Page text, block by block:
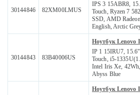
30144846 82XM00LMUS
IPS 3 15ABR8,
Touch, Ryzen 7
SSD, AMD
English, Arctic
30144843 83B40006US
Ноутбук Lenovo
IP 1 15IRU7,
Touch, i5-
Intel Iris Xe,
Abyss Blue
Ноутбук Lenovo